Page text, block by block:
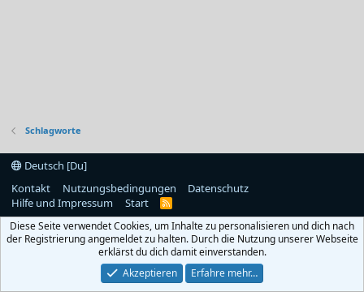
Schlagworte
Deutsch [Du]
Kontakt
Nutzungsbedingungen
Datenschutz
Hilfe und Impressum
Start
R
S
Diese Seite verwendet Cookies, um Inhalte zu personalisieren und dich nach
der Registrierung angemeldet zu halten. Durch die Nutzung unserer Webseite
erklärst du dich damit einverstanden.
Akzeptieren
Erfahre mehr…